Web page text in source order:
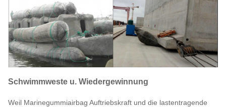
Schwimmweste u. Wiedergewinnung
Weil Marinegummiairbag Auftriebskraft und die lastentragende